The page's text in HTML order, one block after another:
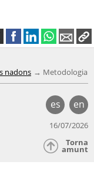
nadons Metodologia
es en
16/07/2026
Torna
amunt